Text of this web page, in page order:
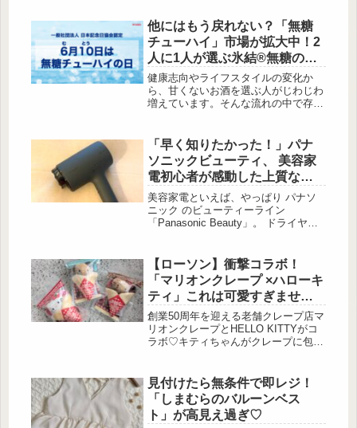
プされているので、お気に入りがきっ
と見つかるはず。オシャレを楽しみな
がら、夏の快適さも手に入れたい人に
ぴったりのアイテムばかりです。気に
なるTシャツは早めにチェックしてみ
てくださいね！ストリート感とモード
感を両立した一枚 出典:aiai.mini様ご
提供 ...
他にはもう戻れない？「無糖
チューハイ」市場が拡大中！2
人に1人が選ぶ氷結®無糖の夏
限定フレーバーもチェック
健康志向やライフスタイルの変化か
ら、甘くないお酒を選ぶ人がじわじわ
増えています。そんな流れの中で存在
5倍に膨らんだという「無糖チューハ
イ」ブームの背 […]
「早く知りたかった！」パナ
ソニックビューティ、 美容家
電初心者が感動した上質な美
の変化
美容家電といえば、やっぱり パナソ
ニック のビューティーライン
「Panasonic Beauty」。 ドライヤ
ラインで揃う世界 […]
【ローソン】衝撃コラボ！
「マリオンクレープ ×ハローキ
ティ」これは可愛すぎません
か！
創業50周年を迎える老舗クレープ店マ
リオンクレープとHELLO KITTYがコ
ラボ♡キティちゃんがクレープに包ま
みチャームBOOK」が登場 […]
見付けたら無条件で即レジ！
「しまむらのバルーンベス
ト」が高見え過ぎ♡